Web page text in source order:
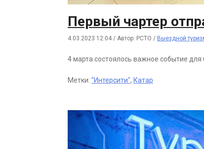
Первый чартер
4.03.2023 12:04 / Автор: РСТО / Выездной
4 марта состоялось важное событие для
Метки: "Интерсити", Катар